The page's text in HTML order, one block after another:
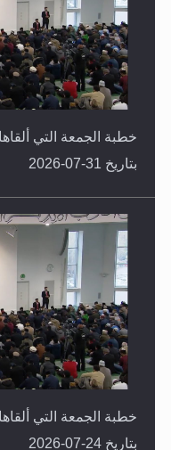
خطبة الجمعة التي
خطبة الجمعة التي